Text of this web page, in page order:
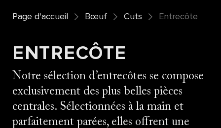
Page d'accueil Bœuf Cuts Entrecôte
ENTRECÔTE
Notre sélection d’entrecôtes se compose
exclusivement des plus belles pièces
centrales. Sélectionnées à la main et
parfaitement parées, elles offrent une